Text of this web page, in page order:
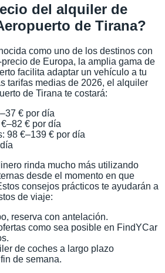
del alquiler de
de Tirana?
como uno de los destinos con
de Europa, la amplia gama de
facilita adaptar un vehículo a tu
tarifas medias de 2026, el alquiler
de Tirana te costará:
€ por día
€ por día
98 €–139 € por día
rinda mucho más utilizando
desde el momento en que
consejos prácticos te ayudarán a
de viaje:
reserva con antelación.
como sea posible en FindYCar
de coches a largo plazo
de semana.